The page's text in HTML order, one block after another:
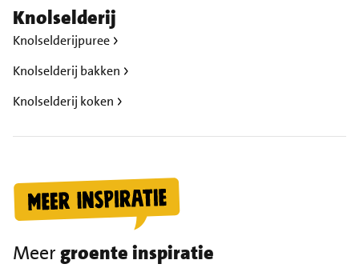
Knolselderij
Knolselderijpuree
Knolselderij bakken
Knolselderij koken
Meergroente inspiratie